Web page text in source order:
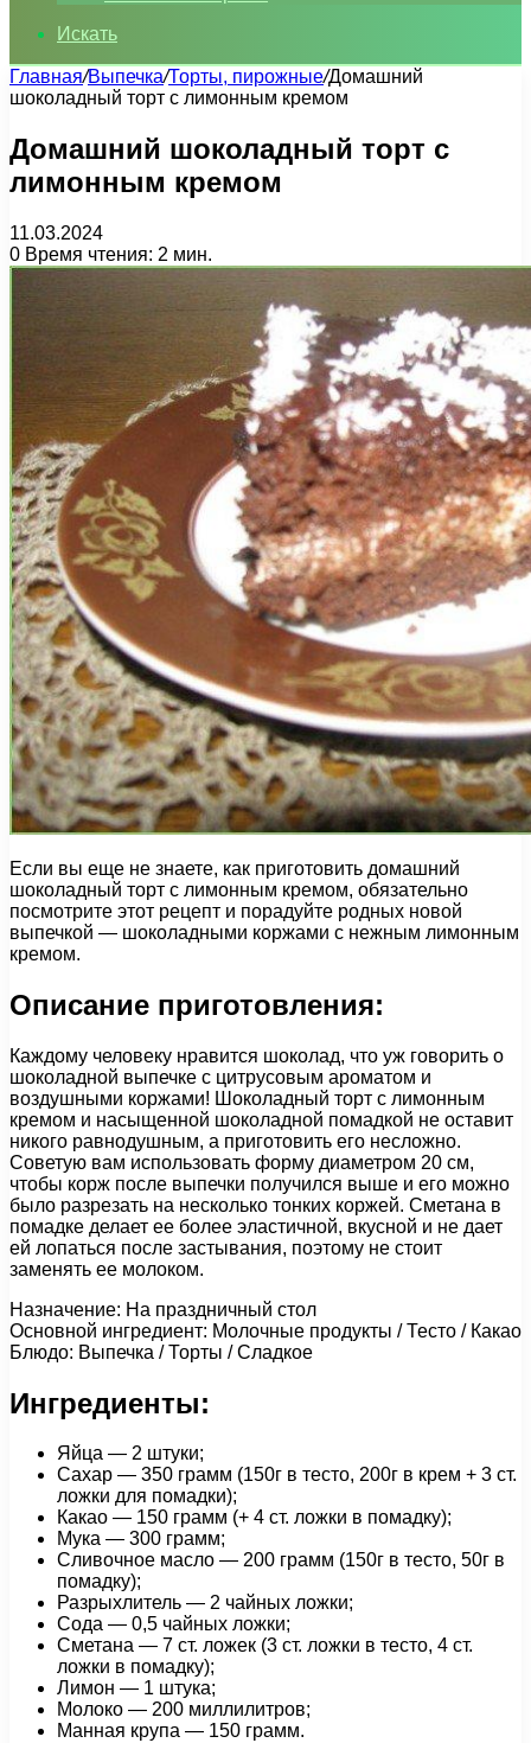
Искать
Главная/Выпечка/Торты, пирожные/Домашний
шоколадный торт с лимонным кремом
Домашний шоколадный торт с
лимонным кремом
11.03.2024
0 Время чтения: 2 мин.
Если вы еще не знаете, как приготовить домашний
шоколадный торт с лимонным кремом, обязательно
посмотрите этот рецепт и порадуйте родных новой
выпечкой — шоколадными коржами с нежным лимонным
кремом.
Описание приготовления:
Каждому человеку нравится шоколад, что уж говорить о
шоколадной выпечке с цитрусовым ароматом и
воздушными коржами! Шоколадный торт с лимонным
кремом и насыщенной шоколадной помадкой не оставит
никого равнодушным, а приготовить его несложно.
Советую вам использовать форму диаметром 20 см,
чтобы корж после выпечки получился выше и его можно
было разрезать на несколько тонких коржей. Сметана в
помадке делает ее более эластичной, вкусной и не дает
ей лопаться после застывания, поэтому не стоит
заменять ее молоком.
Назначение: На праздничный стол
Основной ингредиент: Молочные продукты / Тесто / Какао
Блюдо: Выпечка / Торты / Сладкое
Ингредиенты:
Яйца — 2 штуки;
Сахар — 350 грамм (150г в тесто, 200г в крем + 3 ст.
ложки для помадки);
Какао — 150 грамм (+ 4 ст. ложки в помадку);
Мука — 300 грамм;
Сливочное масло — 200 грамм (150г в тесто, 50г в
помадку);
Разрыхлитель — 2 чайных ложки;
Сода — 0,5 чайных ложки;
Сметана — 7 ст. ложек (3 ст. ложки в тесто, 4 ст.
ложки в помадку);
Лимон — 1 штука;
Молоко — 200 миллилитров;
Манная крупа — 150 грамм.